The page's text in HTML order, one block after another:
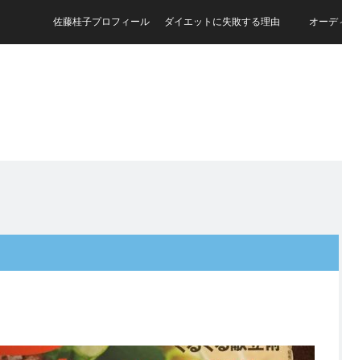
佐藤桂子プロフィール ダイエットに失敗する理由 オーデ